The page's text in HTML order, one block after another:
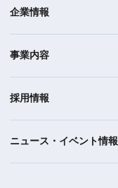
企業情報
事業内容
採用情報
ニュース・イベント情報